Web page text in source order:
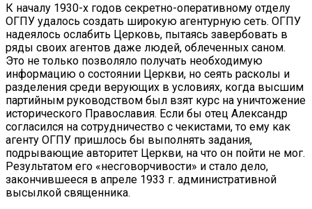
К началу 1930-х годов секретно-оперативному отделу
ОГПУ удалось создать широкую агентурную сеть. ОГПУ
надеялось ослабить Церковь, пытаясь завербовать в
ряды своих агентов даже людей, облеченных саном.
Это не только позволяло получать необходимую
информацию о состоянии Церкви, но сеять расколы и
разделения среди верующих в условиях, когда высшим
партийным руководством был взят курс на уничтожение
исторического Православия. Если бы отец Александр
согласился на сотрудничество с чекистами, то ему как
агенту ОГПУ пришлось бы выполнять задания,
подрывающие авторитет Церкви, на что он пойти не мог.
Результатом его «несговорчивости» и стало дело,
закончившееся в апреле 1933 г. административной
высылкой священника.